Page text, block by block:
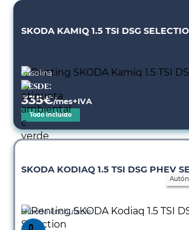
SKODA KAMIQ 1.5 TSI DSG
Gasolina
Desde:
335€/mes+IVA
Todo incluido
SKODA KODIAQ 1.5 TSI DSG PHEV
Híbrido enchufable